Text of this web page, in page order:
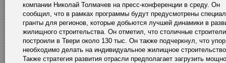
компании Николай Толмачев на пресс-конференции в среду. Он
сообщил, что в рамках программы будут предусмотрены
гранты для регионов, которые добьются лучшей динамики в
жилищного строительства. Он отметил, что столичные
построили в Твери около 130 тыс. Он также подчеркнул, что упор
необходимо делать на индивидуальное жилищное
Также стратегия развития отрасли предполагает загрузить